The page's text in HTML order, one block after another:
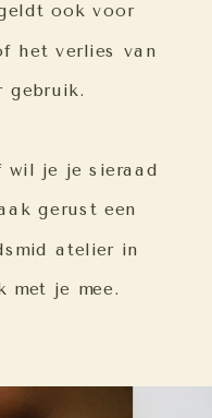
ook voor
het verlies van
gebruik.
wil je je sieraad
gerust een
atelier in
met je mee.